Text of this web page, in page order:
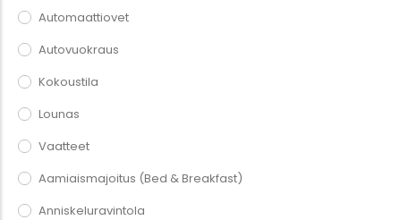
Automaattiovet
Autovuokraus
Kokoustila
Lounas
Vaatteet
Aamiaismajoitus (Bed & Breakfast)
Anniskeluravintola